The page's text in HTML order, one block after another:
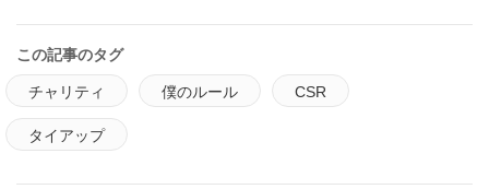
この記事のタグ
チャリティ 僕のルール CSR
タイアップ